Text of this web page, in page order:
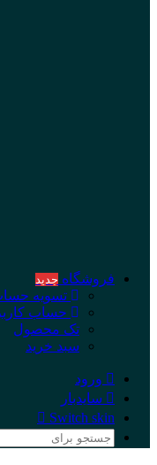
فروشگاه جدید
تسویه
حساب
تک محصول
سبد خرید
ورود
سایدبار
Switch skin